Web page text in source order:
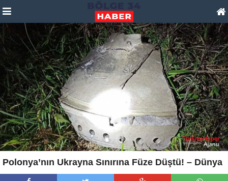
Polonya’nın Ukrayna Sınırına Füze Düştü! – Dünya